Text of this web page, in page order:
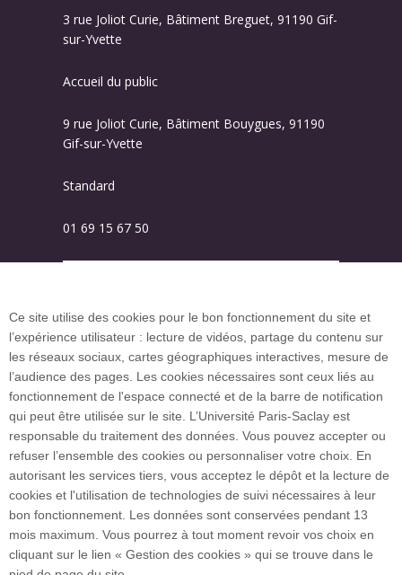
3 rue Joliot Curie, Bâtiment Breguet, 91190 Gif-
sur-Yvette
Accueil du public
9 rue Joliot Curie, Bâtiment Bouygues, 91190
Gif-sur-Yvette
Standard
01 69 15 67 50
Plan du site
Investissement d’avenir (CGI)
Accueil des publics internationaux
L’Université Paris-Saclay coordonne l'Alliance
européenne EUGLOH et est membre des réseaux
Ce site utilise des cookies pour le bon fonctionnement du site et
l’expérience utilisateur : lecture de vidéos, partage du contenu sur
les réseaux sociaux, cartes géographiques interactives, mesure de
l’audience des pages. Les cookies nécessaires sont ceux liés au
fonctionnement de l'espace connecté et de la barre de notification
qui peut être utilisée sur le site. L’Université Paris-Saclay est
responsable du traitement des données. Vous pouvez accepter ou
refuser l’ensemble des cookies ou personnaliser votre choix. En
autorisant les services tiers, vous acceptez le dépôt et la lecture de
cookies et l'utilisation de technologies de suivi nécessaires à leur
bon fonctionnement. Les données sont conservées pendant 13
mois maximum. Vous pourrez à tout moment revoir vos choix en
cliquant sur le lien « Gestion des cookies » qui se trouve dans le